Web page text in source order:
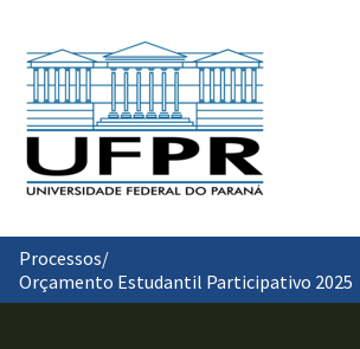
Processos/
Orçamento Estudantil Participativo 2025